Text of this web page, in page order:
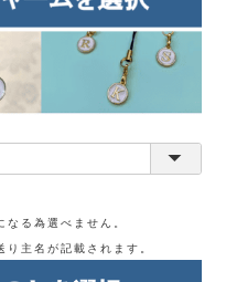
る為選べません。
主名が記載されます。